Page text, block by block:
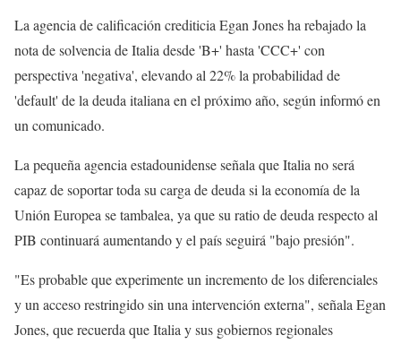
La agencia de calificación crediticia Egan Jones ha rebajado la
nota de solvencia de Italia desde 'B+' hasta 'CCC+' con
perspectiva 'negativa', elevando al 22% la probabilidad de
'default' de la deuda italiana en el próximo año, según informó en
un comunicado.
La pequeña agencia estadounidense señala que Italia no será
capaz de soportar toda su carga de deuda si la economía de la
Unión Europea se tambalea, ya que su ratio de deuda respecto al
PIB continuará aumentando y el país seguirá "bajo presión".
"Es probable que experimente un incremento de los diferenciales
y un acceso restringido sin una intervención externa", señala Egan
Jones, que recuerda que Italia y sus gobiernos regionales